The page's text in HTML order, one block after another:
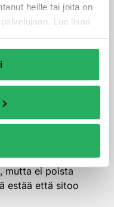
heille tai joita on
Lue lisää
ja
siitä
sisäilmaongelmiin.
verrattuna:
ja suodattavat
ollessaan päällä
rakenteista
mutta ei poista
estää että sitoo